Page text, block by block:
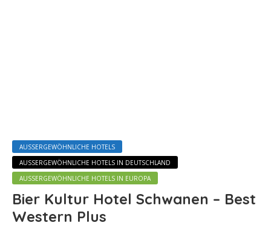
AUSSERGEWÖHNLICHE HOTELS
AUSSERGEWÖHNLICHE HOTELS IN DEUTSCHLAND
AUSSERGEWÖHNLICHE HOTELS IN EUROPA
Bier Kultur Hotel Schwanen – Best
Western Plus